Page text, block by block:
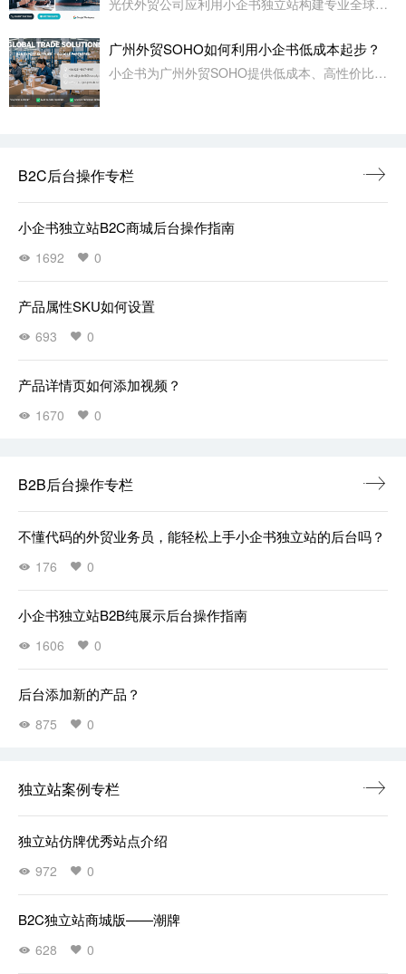
光伏外贸公司应利用小企书独立站构建专业全球营销平台，注重多语言、多货币支持、内容展示与SEO优化，系统化推广以提升询盘。
广州外贸SOHO如何利用小企书低成本起步？
小企书为广州外贸SOHO提供低成本、高性价比的B2B外贸网站，功能齐全，支持多语言、SEO、营销工具，适合起步阶段低成本启动。
B2C后台操作专栏
小企书独立站B2C商城后台操作指南
1692 0
产品属性SKU如何设置
693 0
产品详情页如何添加视频？
1670 0
B2B后台操作专栏
不懂代码的外贸业务员，能轻松上手小企书独立站的后台吗？
176 0
小企书独立站B2B纯展示后台操作指南
1606 0
后台添加新的产品？
875 0
独立站案例专栏
独立站仿牌优秀站点介绍
972 0
B2C独立站商城版——潮牌
628 0